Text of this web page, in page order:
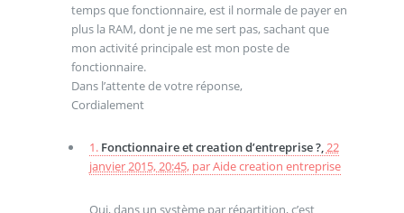
temps que fonctionnaire, est il normale de payer en
plus la RAM, dont je ne me sert pas, sachant que
mon activité principale est mon poste de
fonctionnaire.
Dans l’attente de votre réponse,
Cordialement
1. Fonctionnaire et creation d’entreprise ?,22
janvier 2015, 20:45, parAide creation entreprise
Oui, dans un système par répartition, c’est